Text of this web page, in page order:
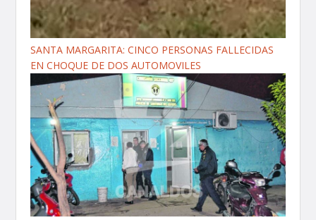
SANTA MARGARITA: CINCO PERSONAS FALLECIDAS
EN CHOQUE DE DOS AUTOMOVILES